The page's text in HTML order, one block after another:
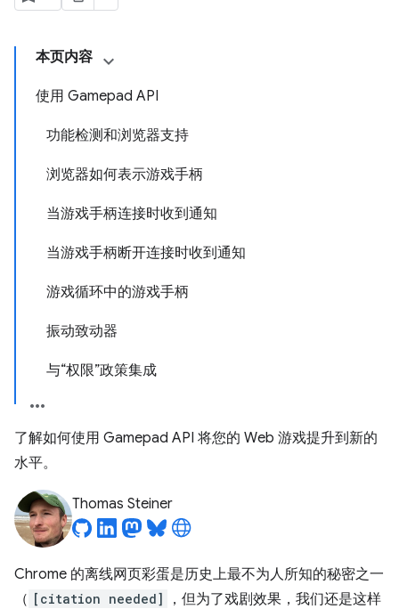
本页内容
使用 Gamepad API
功能检测和浏览器支持
浏览器如何表示游戏手柄
当游戏手柄连接时收到通知
当游戏手柄断开连接时收到通知
游戏循环中的游戏手柄
振动致动器
与“权限”政策集成
了解如何使用 Gamepad API 将您的 Web 游戏提升到新的
水平。
Thomas Steiner
Chrome 的离线网页彩蛋是历史上最不为人所知的秘密之一
（ [citation needed]
，但为了戏剧效果，我们还是这样